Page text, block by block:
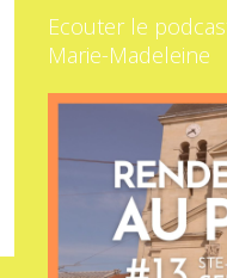
Ecouter le
Marie-Madeleine